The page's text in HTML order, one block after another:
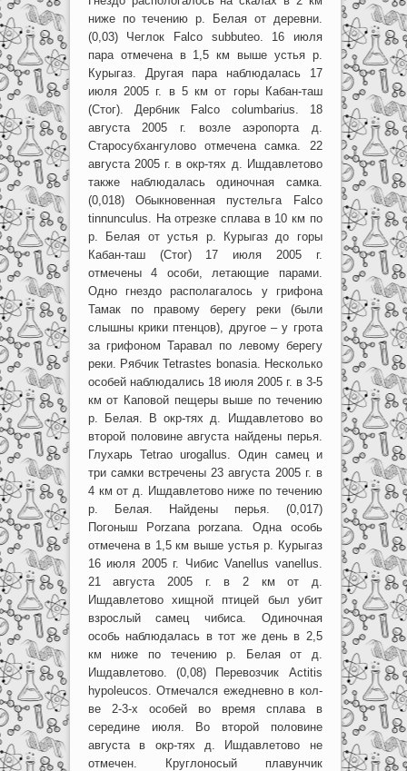
ниже по течению р. Белая от деревни.
(0,03) Чеглок Falco subbuteo. 16 июля
пара отмечена в 1,5 км выше устья р.
Курыгаз. Другая пара наблюдалась 17
июля 2005 г. в 5 км от горы Кабан-таш
(Стог). Дербник Falco columbarius. 18
августа 2005 г. возле аэропорта д.
Старосубхангулово отмечена самка. 22
августа 2005 г. в окр-тях д. Ишдавлетово
также наблюдалась одиночная самка.
(0,018) Обыкновенная пустельга Falco
tinnunculus. На отрезке сплава в 10 км по
р. Белая от устья р. Курыгаз до горы
Кабан-таш (Стог) 17 июля 2005 г.
отмечены 4 особи, летающие парами.
Одно гнездо располагалось у грифона
Тамак по правому берегу реки (были
слышны крики птенцов), другое – у грота
за грифоном Таравал по левому берегу
реки. Рябчик Tetrastes bonasia. Несколько
особей наблюдались 18 июля 2005 г. в 3-5
км от Каповой пещеры выше по течению
р. Белая. В окр-тях д. Ишдавлетово во
второй половине августа найдены перья.
Глухарь Tetrao urogallus. Один самец и
три самки встречены 23 августа 2005 г. в
4 км от д. Ишдавлетово ниже по течению
р. Белая. Найдены перья. (0,017)
Погоныш Porzana porzana. Одна особь
отмечена в 1,5 км выше устья р. Курыгаз
16 июля 2005 г. Чибис Vanellus vanellus.
21 августа 2005 г. в 2 км от д.
Ишдавлетово хищной птицей был убит
взрослый самец чибиса. Одиночная
особь наблюдалась в тот же день в 2,5
км ниже по течению р. Белая от д.
Ишдавлетово. (0,08) Перевозчик Actitis
hypoleucos. Отмечался ежедневно в кол-
ве 2-3-х особей во время сплава в
середине июля. Во второй половине
августа в окр-тях д. Ишдавлетово не
отмечен. Круглоносый плавунчик